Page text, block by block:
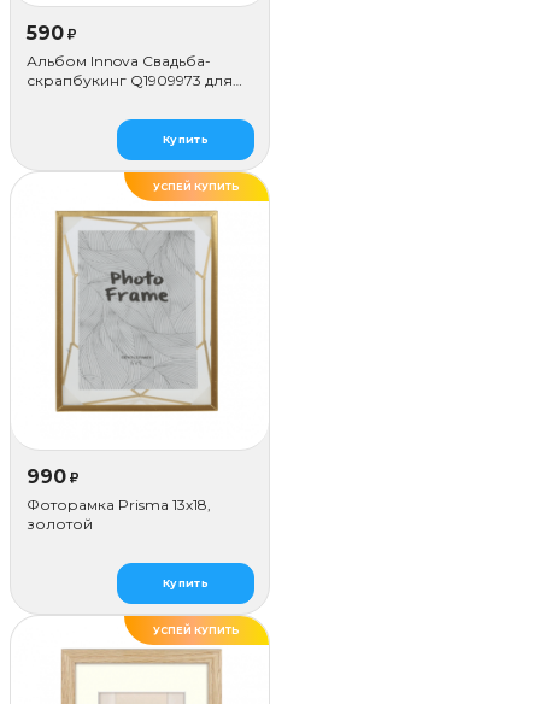
590 ₽
Альбом Innova Свадьба-
скрапбукинг Q1909973 для
Купить
УСПЕЙ КУПИТЬ
990 ₽
Фоторамка Prisma 13х18,
золотой
Купить
УСПЕЙ КУПИТЬ